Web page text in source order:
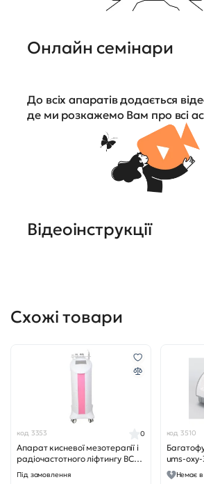
Онлайн семінари
До всіх апаратів додається
де ми розкажемо Вам про всі
Відеоінструкції
Схожі товари
код 3353
Апарат кисневої мезотерапії і
радіочастотного ліфтингу BC-
0
Під замовлення
код 3510
ums-oxy-
Немає в